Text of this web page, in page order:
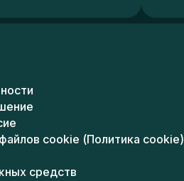
cookie (Политика cookie)
средств